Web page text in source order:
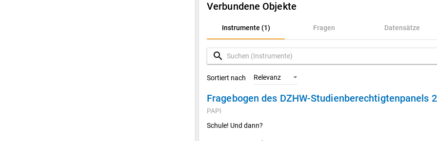
Verbundene Objekte
Instrumente (1) Fragen Datensätze
Instrumente (1)
Fragen
Datensätze
Variablen
Konzepte
search
Sortiert nach Relevanz
Fragebogen des DZHW-Studienberechtigtenpanels
PAPI
Schule! Und dann?